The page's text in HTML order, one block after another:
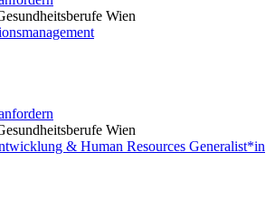
Wien
Wien
& Human Resources Generalist*in